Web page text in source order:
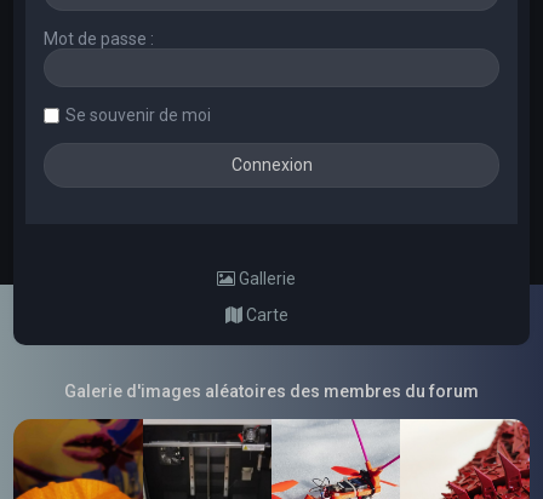
Mot de passe :
Se souvenir de moi
Gallerie
Carte
Galerie d'images aléatoires des membres du forum